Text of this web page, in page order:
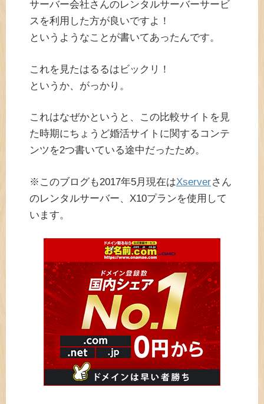
サーバー会社さんのレンタルサーバーサービ
スを利用した方が良いですよ！
というようなことが書いてあったんです。
これを見たはるるはビックリ！
というか、がっかり。
これはなぜかというと、この比較サイトを見
た時期にちょうど婚活サイトに関するコンテ
ンツを2つ書いている途中だったため。
※このブログも2017年5月現在はXserverさん
のレンタルサーバー、X10プランを使用して
います。